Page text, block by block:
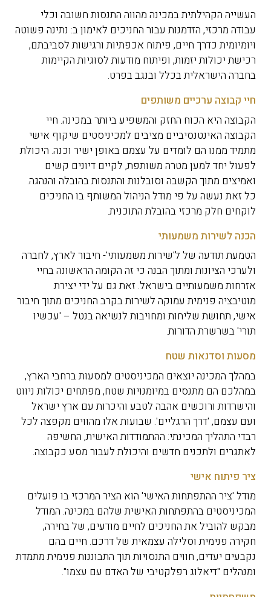
העשייה הקהילתית במכינה מהווה התנסות חשובה וכלי
עבודה מרכזי, הזדמנות עבור החניכים לאימון ב: נתינה פשוטה
ויומיומית כדרך חיים, פיתוח אכפתיות ורגישות לסביבתם,
רכישת יכולות יזמות, ופיתוח מודעות לסוגיות הקיימות
בחברה הישראלית בכלל ובנגב בפרט.
חיי קבוצה ערכיים משותפים
הקבוצה היא הכוח החזק והמשפיע ביותר במכינה. חיי
הקבוצה האינטנסיביים מציבים למכיניסטים שיקוף אישי
מתמיד ממנו הם לומדים על עצמם באופן ישיר וכנה. היכולת
לפעול יחד למען מטרה משותפת, לקיים דיונים קשים
ואמיצים מתוך הקשבה וסובלנות והתנסות בהובלה והנהגה.
כל זאת נעשה על פי מודל הניהול המשותף בו החניכים
לוקחים חלק מרכזי בהובלת התוכנית.
הכנה לשירות משמעותי
הטמעת תודעה של ל'שירות משמעותי'- חיבור לארץ, לחברה
ולערכי הציונות ומתוך הבנה כי זה הקומה הראשונה בחיי
אזרחות משמעותיים בישראל. זאת גם על ידי יצירת
מוטיבציה פנימית עמוקה לשירות בקרב החניכים מתוך חיבור
אישי, תחושת שליחות ומחויבות לנשיאה בנטל – 'עכשיו
תורי' בשרשרת הדורות.
מסעות וסדנאות שטח
במהלך המכינה יוצאים המכיניסטים למסעות ברחבי הארץ,
במהלכם הם מתנסים במיומנויות שטח, מפתחים יכולות ניווט
והישרדות ורוכשים אהבה לטבע והיכרות עם ארץ ישראל
ועם עצמם, 'דרך הרגליים'. שבועות אלו מהווים מקפצה לכל
רבדי התהליך המכינתי: ההתמודדות האישית, החשיפה
לאתגרים ולתכנים חדשים והיכולת לעבור מסע כקבוצה.
ציר פיתוח אישי
מודל 'ציר ההתפתחות האישי' הוא הציר המרכזי בו פועלים
המכיניסטים בהתפתחות האישית שלהם במכינה. המודל
מבקש להוביל את החניכים לחיים מודעים, של בחירה,
חקירה פנימית וסלילה עצמאית של דרכם. חיים בהם
נקבעים יעדים, חווים התנסויות תוך התבוננות פנימית מתמדת
ומנהלים "דיאלוג רפלקטיבי של האדם עם עצמו".